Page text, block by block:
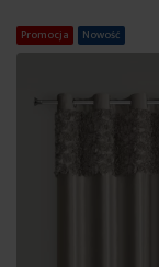
Promocja Nowość